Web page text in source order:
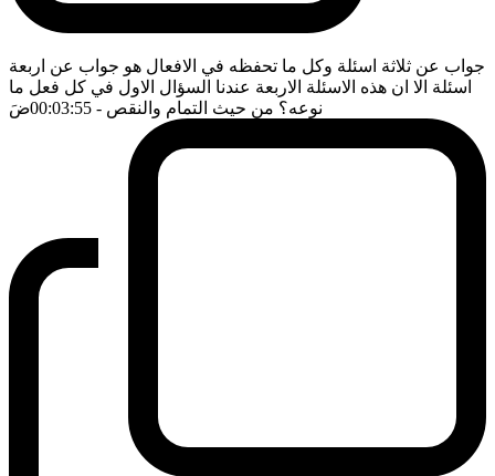
جواب عن ثلاثة اسئلة وكل ما تحفظه في الافعال هو جواب عن اربعة
اسئلة الا ان هذه الاسئلة الاربعة عندنا السؤال الاول في كل فعل ما
نوعه؟ من حيث التمام والنقص - 00:03:55 ضَ